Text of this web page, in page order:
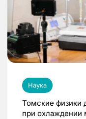
Наука
Томские физики
при охлаждении